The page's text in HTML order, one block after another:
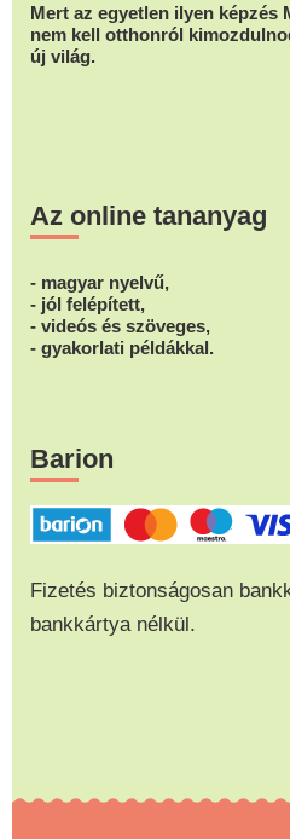
Mert az egyetlen ilyen képzés
nem kell otthonról
új világ.
Az online tananyag
- magyar nyelvű,
- jól felépített,
- videós és szöveges,
- gyakorlati példákkal.
Barion
Fizetés biztonságosan
bankkártya nélkül.